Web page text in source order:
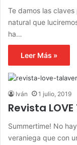
Te damos las
natural que
ha…
Leer Más »
Iván 1 julio, 2019
Revista
Summertime! No
veraniega que con